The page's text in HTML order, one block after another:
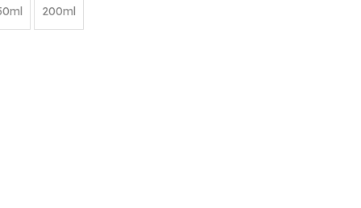
200ml